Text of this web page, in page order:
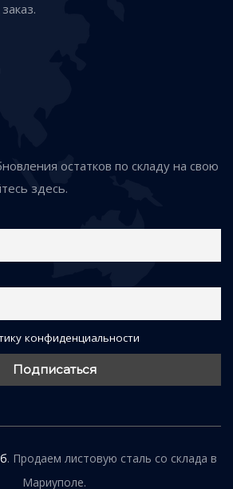
остатков по складу на свою
здесь.
конфиденциальности
. Продаем листовую сталь со склада в
Мариуполе.